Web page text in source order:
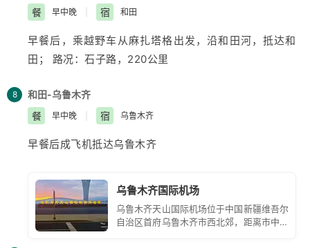
餐 早中晚 宿 和田
早餐后，乘越野车从麻扎塔格出发，沿和田河，抵达和
田； 路况：石子路，220公里
8
和田-乌鲁木齐
餐
早中晚 宿 乌鲁木齐
早餐后成飞机抵达乌鲁木齐
乌鲁木齐国际机场
乌鲁木齐天山国际机场位于中国新疆维吾尔
自治区首府乌鲁木齐市西北郊，距离市中心